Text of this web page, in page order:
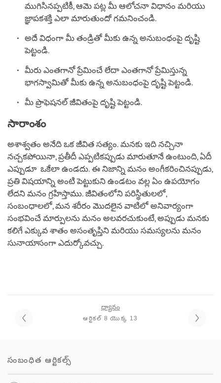
ముగిసినప్పటికీ, ఆమె పట్ల మీ ఆలోచనా విధానం మరియు
జ్ఞాపకశక్తి ఎలా మారుతుందో గమనించండి.
అదే విధంగా మీ తండ్రితో మీకు ఉన్న అనుబంధంపై దృష్టి
పెట్టండి.
మీరు ఎంతగానో ప్రేమించే లేదా ఎంతగానో ప్రేమిస్తున్న
భాగస్వామితో మీకు ఉన్న అనుబంధంపై దృష్టి పెట్టండి.
మీ ప్రొఫెషనల్ జీవితంపై దృష్టి పెట్టండి.
సారాంశం
అశాశ్వతం అనేది ఒక జీవిత సత్యం. మనకు ఇది నచ్చినా
నచ్చకపోయినా, ప్రతీదీ ఎప్పటికప్పుడు మారుతూనే ఉంటుంది, ఏదీ
ఎప్పుడూ ఒకేలా ఉండదు. ఈ నిజాన్ని మనం అంగీకరించినప్పుడు,
ప్రతి విషయాన్ని అంటి పెట్టుకుని ఉండటం వల్ల ఏం ఉపయోగం
లేదని మనం గ్రహిస్తాము. జీవితంలోని పరిస్థితులలో,
సంబంధాలలో, మన శరీరం మొదలైన వాటిలో అనివార్యంగా
సంభవించే మార్పులను మనం అలవరచుకుంటే, అప్పుడు మనకు
కలిగే ఎక్కువ శాతం అసంతృప్తిని మరియు సమస్యలను మనం
సునాయాసంగా ఎదుర్కోవచ్చు.
ధ్యానం
ఆర్టికల్ 8 యొక్క 13
సంబంధిత ఆర్టికల్స్